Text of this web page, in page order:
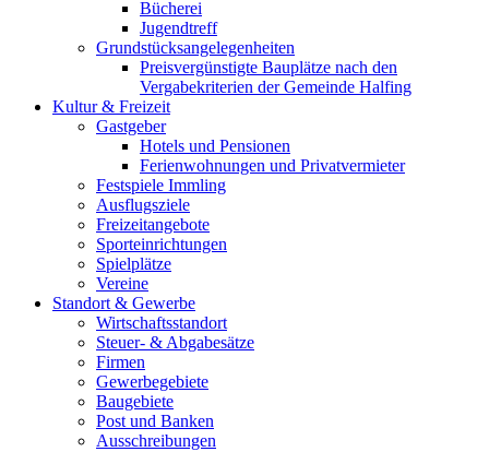
Bücherei
Jugendtreff
Grundstücksangelegenheiten
Preisvergünstigte Bauplätze nach den
Vergabekriterien der Gemeinde Halfing
Kultur & Freizeit
Gastgeber
Hotels und Pensionen
Ferienwohnungen und Privatvermieter
Festspiele Immling
Ausflugsziele
Freizeitangebote
Sporteinrichtungen
Spielplätze
Vereine
Standort & Gewerbe
Wirtschaftsstandort
Steuer- & Abgabesätze
Firmen
Gewerbegebiete
Baugebiete
Post und Banken
Ausschreibungen